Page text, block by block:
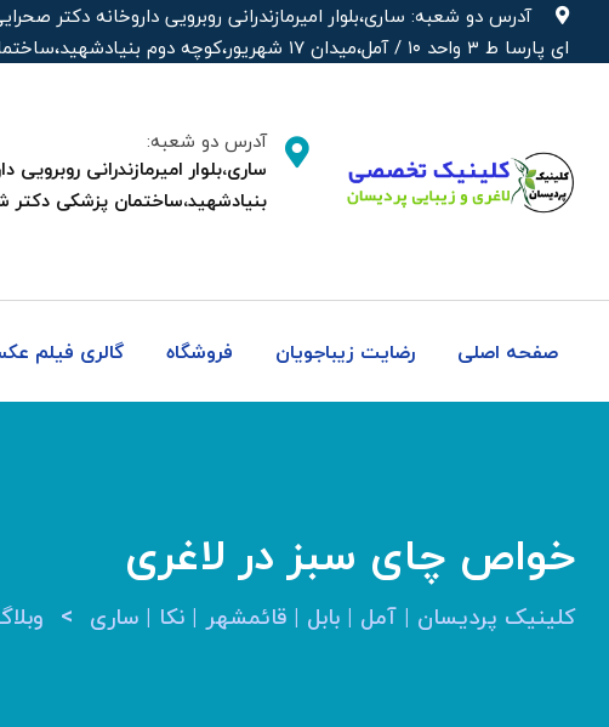
آدرس دو شعبه: ساری،بلوار امیرمازندرانی روبرویی داروخانه‌ دکتر
ای پارسا ط ۳ واحد ۱۰ / آمل،میدان ۱۷ شهریور،کوچه دوم بنیادشهید،ساختمان پزشکی دکتر شهره
آدرس دو شعبه:
بنیادشهید،ساختمان پزشکی دکتر
صفحه اصلی رضایت زیباجویان فروشگاه گالری فیلم
خواص چای سبز در لاغری
کلینیک پردیسان | آمل | بابل | قائمشهر | نکا | ساری >